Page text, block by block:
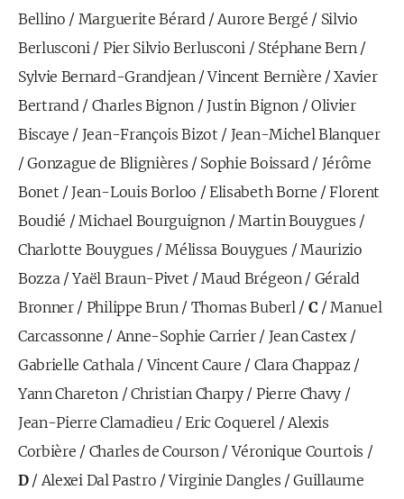
Bellino / Marguerite Bérard/Aurore Bergé / Silvio
Berlusconi/ Pier Silvio Berlusconi/ Stéphane Bern/
Sylvie Bernard-Grandjean/Vincent Bernière /Xavier
Bertrand/ Charles Bignon /Justin Bignon/Olivier
Biscaye / Jean-François Bizot / Jean-Michel Blanquer
/Gonzague de Blignières / Sophie Boissard/ Jérôme
Bonet /Jean-Louis Borloo /Elisabeth Borne /Florent
Boudié /Michael Bourguignon /Martin Bouygues /
Charlotte Bouygues /Mélissa Bouygues /Maurizio
Bozza/Yaël Braun-Pivet /Maud Brégeon/ Gérald
Bronner/ Philippe Brun/ Thomas Buberl/ C /Manuel
Carcassonne /Anne-Sophie Carrier/ Jean Castex/
Gabrielle Cathala/Vincent Caure / Clara Chappaz /
Yann Chareton/Christian Charpy/ Pierre Chavy /
Jean-Pierre Clamadieu/Eric Coquerel /Alexis
Corbière / Charles de Courson/Véronique Courtois /
D /Alexei Dal Pastro /Virginie Dangles /Guillaume